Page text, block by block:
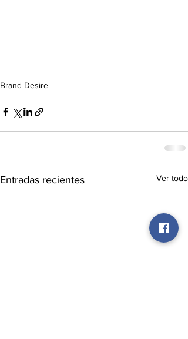
Brand Desire
Entradas recientes Ver todo